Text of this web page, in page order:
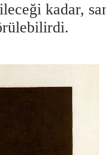
kadar,